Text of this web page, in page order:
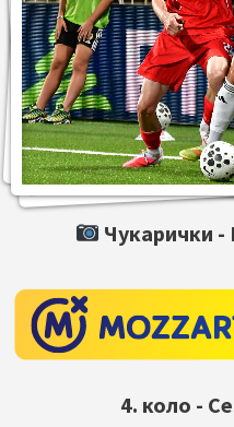
Чукарички -
4. коло -